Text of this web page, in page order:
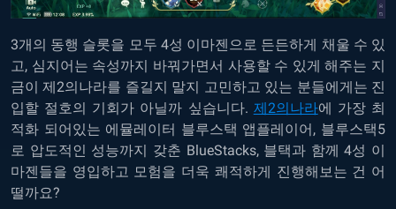
3개의 동행 슬롯을 모두 4성 이마젠으로 든든하게 채울 수 있
고, 심지어는 속성까지 바꿔가면서 사용할 수 있게 해주는 지
금이 제2의나라를 즐길지 말지 고민하고 있는 분들에게는 진
입할 절호의 기회가 아닐까 싶습니다. 제2의나라에 가장 최
적화 되어있는 에뮬레이터 블루스택 앱플레이어, 블루스택5
로 압도적인 성능까지 갖춘 BlueStacks, 블택과 함께 4성 이
마젠들을 영입하고 모험을 더욱 쾌적하게 진행해보는 건 어
떨까요?